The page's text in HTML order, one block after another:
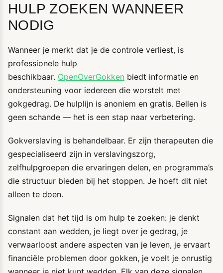
HULP ZOEKEN WANNEER
NODIG
Wanneer je merkt dat je de controle verliest, is
professionele hulp
beschikbaar. OpenOverGokken biedt informatie en
ondersteuning voor iedereen die worstelt met
gokgedrag. De hulplijn is anoniem en gratis. Bellen is
geen schande — het is een stap naar verbetering.
Gokverslaving is behandelbaar. Er zijn therapeuten die
gespecialiseerd zijn in verslavingszorg,
zelfhulpgroepen die ervaringen delen, en programma’s
die structuur bieden bij het stoppen. Je hoeft dit niet
alleen te doen.
Signalen dat het tijd is om hulp te zoeken: je denkt
constant aan wedden, je liegt over je gedrag, je
verwaarloost andere aspecten van je leven, je ervaart
financiële problemen door gokken, je voelt je onrustig